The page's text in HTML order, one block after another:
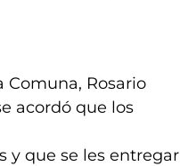
Comuna, Rosario
acordó que los
y que se les